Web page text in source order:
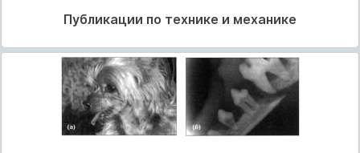
Публикации по технике и механике